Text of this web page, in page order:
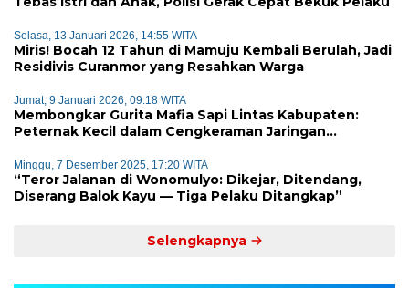
Selasa, 13 Januari 2026, 14:55 WITA
Miris! Bocah 12 Tahun di Mamuju Kembali Berulah, Jadi
Residivis Curanmor yang Resahkan Warga
Jumat, 9 Januari 2026, 09:18 WITA
Membongkar Gurita Mafia Sapi Lintas Kabupaten:
Peternak Kecil dalam Cengkeraman Jaringan
Minggu, 7 Desember 2025, 17:20 WITA
“Teror Jalanan di Wonomulyo: Dikejar, Ditendang,
Diserang Balok Kayu — Tiga Pelaku Ditangkap”
Selengkapnya